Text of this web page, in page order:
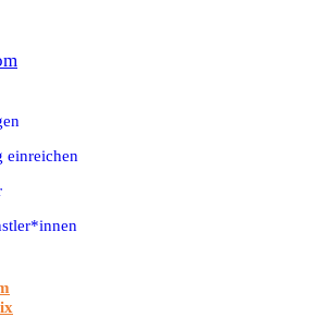
einreichen